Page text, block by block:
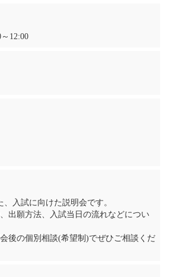
12:00
入試に向けた説明会です。
出願方法、入試当日の流れなどについ
後の個別相談(希望制)でぜひご相談くだ